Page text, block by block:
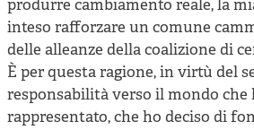
produrre cambiamento reale, la
inteso rafforzare un comune
delle alleanze della coalizione di
È per questa ragione, in virtù del
responsabilità verso il mondo che
rappresentato, che ho deciso di